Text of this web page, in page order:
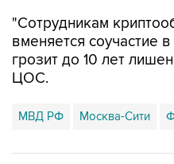
"Сотрудникам
вменяется соучастие
грозит до 10 лет
ЦОС.
МВД РФ Москва-Сити